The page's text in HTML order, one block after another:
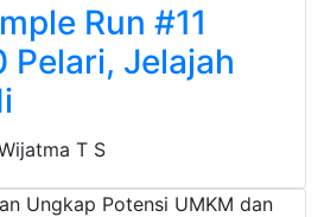
Run #11
Pelari, Jelajah
T S